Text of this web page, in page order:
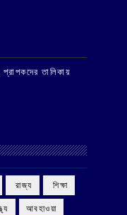
তালিকায়
‌ রাজ্য ‌ শিক্ষা
আবহাওয়া